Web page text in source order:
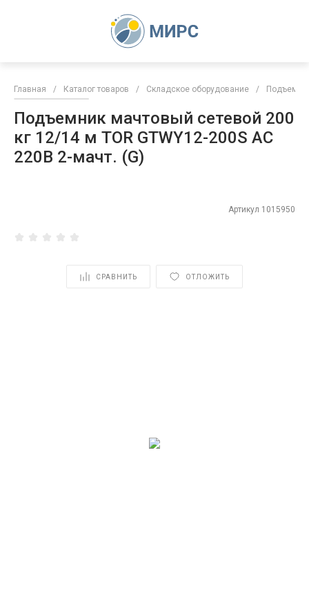
Главная / Каталог товаров / Складское оборудование /
Подъемник мачтовый сетевой 200
кг 12/14 м TOR GTWY12-200S AC
220В 2-мачт. (G)
Артикул 1015950
СРАВНИТЬ ОТЛОЖИТЬ